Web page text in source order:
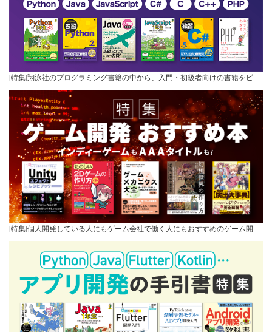
[特集]翔泳社のプログラミング書籍の中から、入門・初級者向けの書籍をピ…
[特集]個人開発している人にもゲーム会社で働く人にもおすすめのゲーム開…